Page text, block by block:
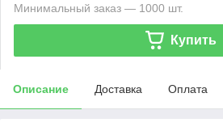
Минимальный заказ — 1000 шт.
Купить
Описание Доставка Оплата